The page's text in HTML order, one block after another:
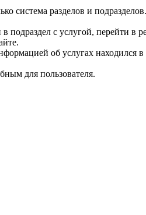
система разделов и
подраздел с услугой, перейти в
об услугах находился
для пользователя.